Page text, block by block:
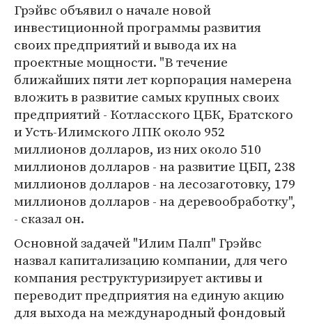
Грэйвс объявил о начале новой
инвестиционной программы развития
своих предприятий и вывода их на
проектные мощности. "В течение
ближайших пяти лет корпорация намерена
вложить в развитие самых крупных своих
предприятий - Котласского ЦБК, Братского
и Усть-Илимского ЛПК около 952
миллионов долларов, из них около 510
миллионов долларов - на развитие ЦБП, 238
миллионов долларов - на лесозаготовку, 179
миллионов долларов - на деревообработку",
- сказал он.
Основной задачей "Илим Палп" Грэйвс
назвал капитализацию компании, для чего
компания реструктуризирует активы и
переводит предприятия на единую акцию
для выхода на международный фондовый